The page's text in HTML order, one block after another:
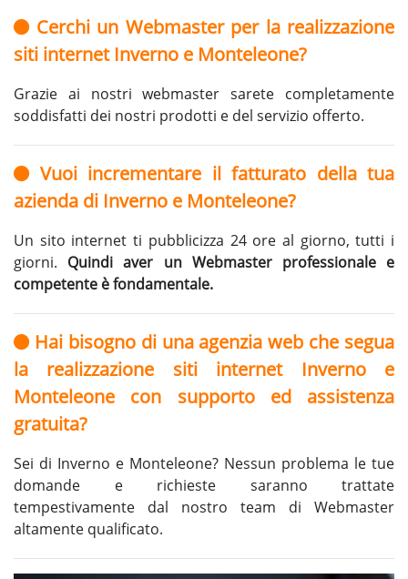
Cerchi un Webmaster per la realizzazione
siti internet Inverno e Monteleone?
Grazie ai nostri webmaster sarete completamente
soddisfatti dei nostri prodotti e del servizio offerto.
Vuoi incrementare il fatturato della tua
azienda di Inverno e Monteleone?
Un sito internet ti pubblicizza 24 ore al giorno, tutti i
giorni. Quindi aver un Webmaster professionale e
competente è fondamentale.
Hai bisogno di una agenzia web che segua
la realizzazione siti internet Inverno e
Monteleone con supporto ed assistenza
gratuita?
Sei di Inverno e Monteleone? Nessun problema le tue
domande e richieste saranno trattate
tempestivamente dal nostro team di Webmaster
altamente qualificato.